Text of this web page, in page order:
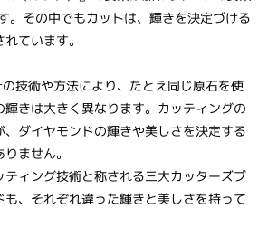
。その中でもカットは、輝きを決定づける
ています。
技術や方法により、たとえ同じ原石を使
輝きは大きく異なります。カッティングの
ダイヤモンドの輝きや美しさを決定する
ません。
ティング技術と称される三大カッターズブ
も、それぞれ違った輝きと美しさを持って